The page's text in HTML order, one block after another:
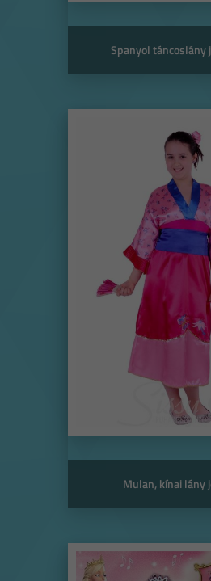
Spanyol táncoslány
Mulan, kínai lány